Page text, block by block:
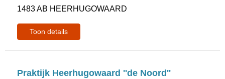
1483 AB HEERHUGOWAARD
Toon details
Praktijk Heerhugowaard ''de Noord''